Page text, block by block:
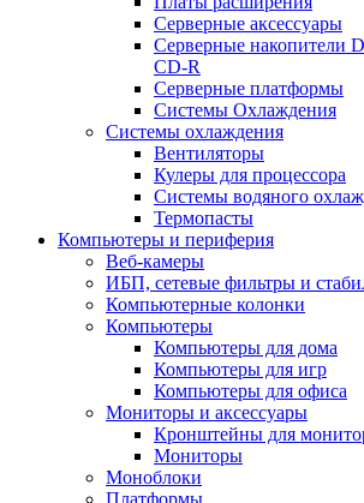
Серверные аксессуары
Серверные накопители
CD-R
Серверные платформы
Системы Охлаждения
Системы охлаждения
Вентиляторы
Кулеры для процессора
Системы водяного
Термопасты
Компьютеры и периферия
Веб-камеры
ИБП, сетевые фильтры и
Компьютерные колонки
Компьютеры
Компьютеры для дома
Компьютеры для игр
Компьютеры для офиса
Мониторы и аксессуары
Кронштейны для
Мониторы
Моноблоки
Платформы